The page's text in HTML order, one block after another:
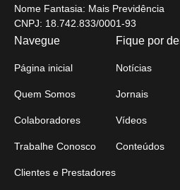
Nome Fantasia: Mais Previdência
CNPJ: 18.742.833/0001-93
Navegue
Página inicial
Quem Somos
Colaboradores
Trabalhe Conosco
Clientes e Prestadores
Fique por
Notícias
Jornais
Vídeos
Conteúdos